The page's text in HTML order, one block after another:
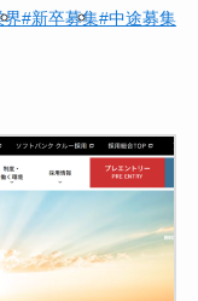
界#新卒募集#中途募集